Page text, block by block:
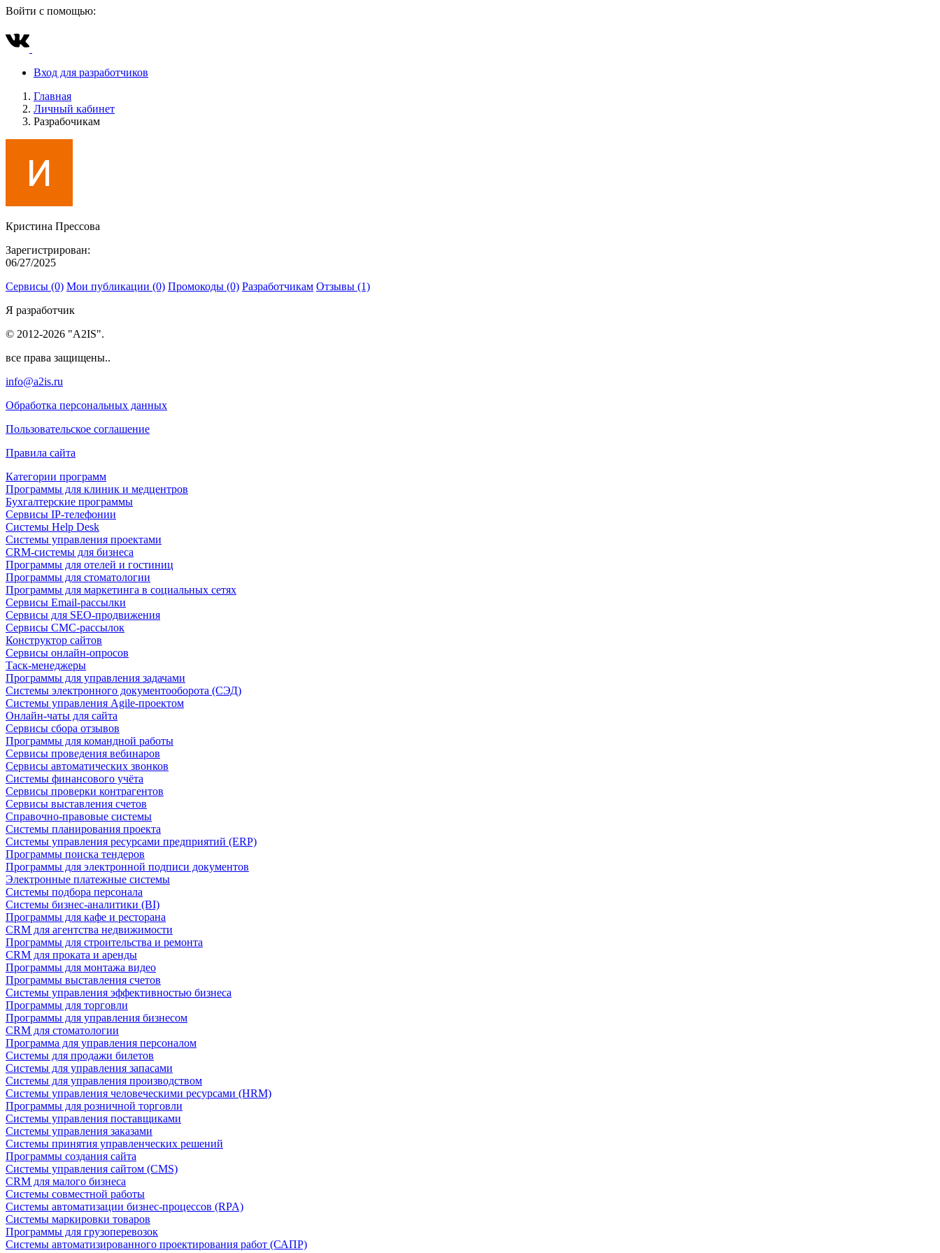
Войти с помощью:
Вход для разработчиков
Главная
Личный кабинет
Разрабочикам
Кристина Прессова
Зарегистрирован:
06/27/2025
Сервисы (0) Мои публикации (0) Промокоды (0) Разработчикам Отзывы (1)
Я разработчик
© 2012-2026 "A2IS".
все права защищены..
info@a2is.ru
Обработка персональных данных
Пользовательское соглашение
Правила сайта
Категории программ
Программы для клиник и медцентров
Бухгалтерские программы
Сервисы IP-телефонии
Системы Help Desk
Системы управления проектами
CRM-системы для бизнеса
Программы для отелей и гостиниц
Программы для стоматологии
Программы для маркетинга в социальных сетях
Сервисы Email-рассылки
Сервисы для SEO-продвижения
Сервисы СМС-рассылок
Конструктор сайтов
Сервисы онлайн-опросов
Таск-менеджеры
Программы для управления задачами
Системы электронного документооборота (СЭД)
Системы управления Agile-проектом
Онлайн-чаты для сайта
Сервисы сбора отзывов
Программы для командной работы
Сервисы проведения вебинаров
Сервисы автоматических звонков
Системы финансового учёта
Сервисы проверки контрагентов
Сервисы выставления счетов
Справочно-правовые системы
Системы планирования проекта
Системы управления ресурсами предприятий (ERP)
Программы поиска тендеров
Программы для электронной подписи документов
Электронные платежные системы
Системы подбора персонала
Системы бизнес-аналитики (BI)
Программы для кафе и ресторана
CRM для агентства недвижимости
Программы для строительства и ремонта
CRM для проката и аренды
Программы для монтажа видео
Программы выставления счетов
Системы управления эффективностью бизнеса
Программы для торговли
Программы для управления бизнесом
CRM для стоматологии
Программа для управления персоналом
Системы для продажи билетов
Системы для управления запасами
Системы для управления производством
Системы управления человеческими ресурсами (HRM)
Программы для розничной торговли
Системы управления поставщиками
Системы управления заказами
Системы принятия управленческих решений
Программы создания сайта
Системы управления сайтом (CMS)
CRM для малого бизнеса
Системы совместной работы
Системы автоматизации бизнес-процессов (RPA)
Системы маркировки товаров
Программы для грузоперевозок
Системы автоматизированного проектирования работ (САПР)